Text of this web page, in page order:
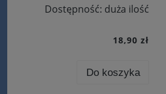
Dostępność: duża ilość
18,90 zł
Do koszyka
zgodę na otrzymywanie newslettera. Zapis
e-mail. Możesz zrezygnować w każdej